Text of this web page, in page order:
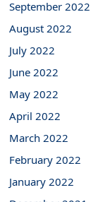
September 2022
August 2022
July 2022
June 2022
May 2022
April 2022
March 2022
February 2022
January 2022